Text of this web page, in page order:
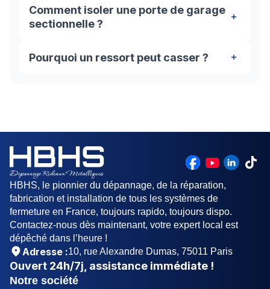
Comment isoler une porte de garage
sectionnelle ?
Facile à mettre en place, le kit d'isolation spécial
porte de garage sectionnelle est disponible dans
Pourquoi un ressort peut casser ?
HBHS, le pionnier du dépannage, de la réparation,
fabrication et installation de tous les systèmes de
fermeture en France, toujours rapido, toujours dispo.
Contactez-nous dès maintenant, votre expert local est
dépêché dans l’heure !
Adresse :10, rue Alexandre Dumas, 75011 Paris
Ouvert 24h/7j , assistance immédiate !
Notre société